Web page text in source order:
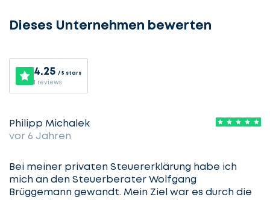
Dieses Unternehmen bewerten
4.25 / 5 stars
1 reviews
Philipp Michalek
vor 6 Jahren
Bei meiner privaten Steuererklärung habe ich
mich an den Steuerberater Wolfgang
Brüggemann gewandt. Mein Ziel war es durch die